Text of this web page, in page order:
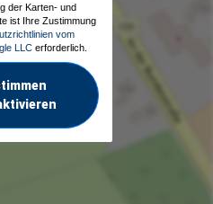
der Karten- und
ist Ihre Zustimmung
vom
LLC erforderlich.